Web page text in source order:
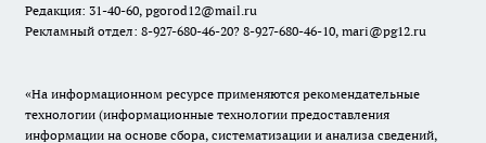
Редакция: 31-40-60, pgorod12@mail.ru
Рекламный отдел: 8-927-680-46-20? 8-927-680-46-10, mari@pg12.ru
«На информационном ресурсе применяются рекомендательные
технологии (информационные технологии предоставления
информации на основе сбора, систематизации и анализа сведений,